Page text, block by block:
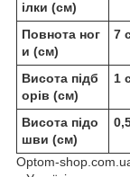
ілки (см)
Повнота ног
и (см)
7
Висота підб
орів (см)
1
Висота підо
шви (см)
Optom-